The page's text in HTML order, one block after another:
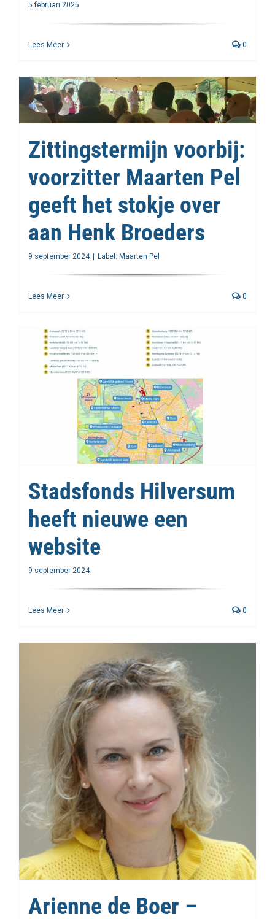
5 februari 2025
Lees Meer 0
Zittingstermijn voorbij:
voorzitter Maarten Pel
geeft het stokje over
aan Henk Broeders
9 september 2024 Label: Maarten Pel
Lees Meer 0
Stadsfonds Hilversum
heeft nieuwe een
website
9 september 2024
Lees Meer 0
Arienne de Boer –